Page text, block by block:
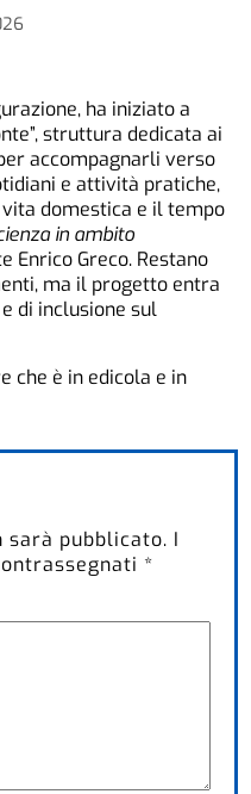
ha iniziato a
struttura dedicata ai
accompagnarli verso
e attività pratiche,
domestica e il tempo
in ambito
Enrico Greco. Restano
ma il progetto entra
di inclusione sul
che è in edicola e in
pubblicato. I
*